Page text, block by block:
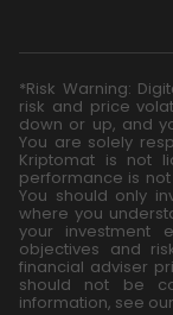
*Risk Warning:
risk and price
down or up, and
You are solely
Kriptomat is not
performance is
You should only
where you
your investment
objectives and
financial adviser
should not be
information, see our